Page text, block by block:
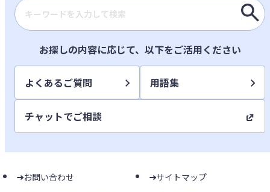
検索キーワード入力
お探しの内容に応じて、以下をご活用ください
よくあるご質問 用語集
チャットでご相談
お問い合わせ
サイトマップ